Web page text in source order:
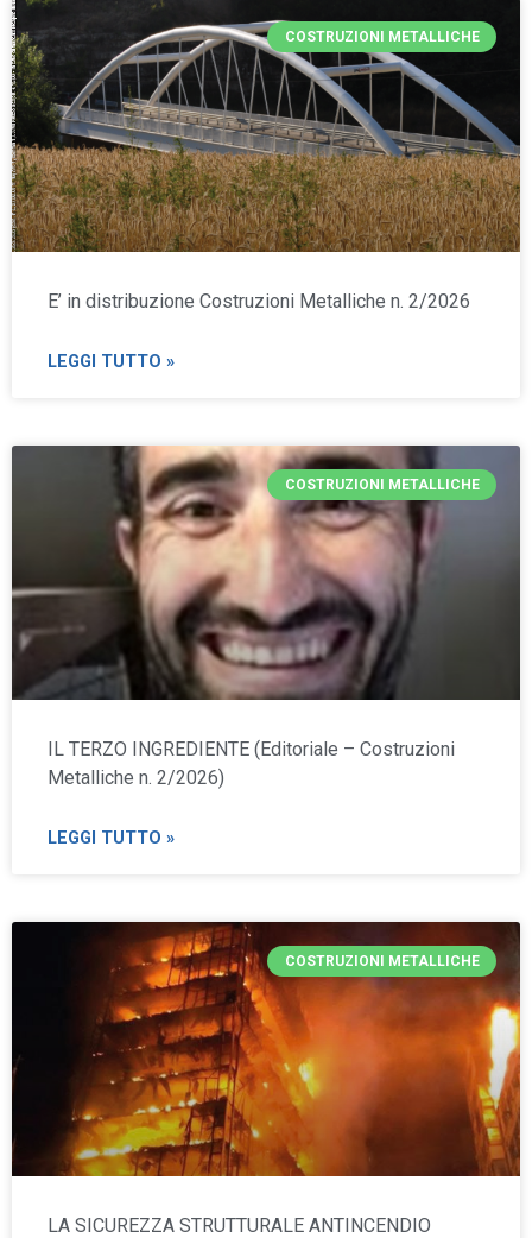
COSTRUZIONI METALLICHE
E’ in distribuzione Costruzioni Metalliche n. 2/2026
LEGGI TUTTO »
COSTRUZIONI METALLICHE
IL TERZO INGREDIENTE (Editoriale – Costruzioni
Metalliche n. 2/2026)
LEGGI TUTTO »
COSTRUZIONI METALLICHE
LA SICUREZZA STRUTTURALE ANTINCENDIO